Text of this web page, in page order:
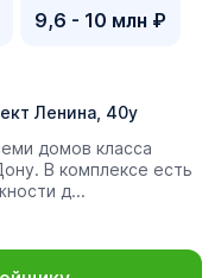
9,6 - 10 млн ₽
Ленина, 40у
домов класса
В комплексе есть
д...